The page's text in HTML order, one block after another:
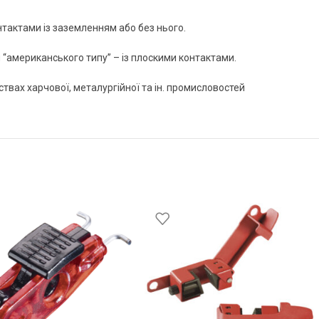
із заземленням або без нього.
типу” – із плоскими контактами.
харчової, металургійної та ін. промисловостей